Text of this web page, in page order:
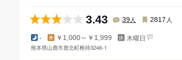
3.43 39人 2817 人
- ￥1,000～￥1,999 木曜日
熊本県山鹿市鹿北町椎持3246-1